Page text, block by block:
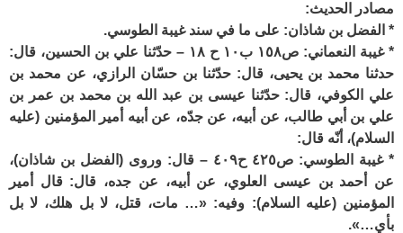
مصادر الحديث:
* الفضل بن شاذان: على ما في سند غيبة الطوسي.
* غيبة النعماني: ص١٥٨ ب١٠ ح ١٨ – حدّثنا علي بن الحسين، قال:
حدثنا محمد بن يحيى، قال: حدّثنا بن حسّان الرازي، عن محمد بن
علي الكوفي، قال: حدّثنا عيسى بن عبد الله بن محمد بن عمر بن
علي بن أبي طالب، عن أبيه، عن جدّه، عن أبيه أمير المؤمنين (عليه
السلام)، أنّه قال:
* غيبة الطوسي: ص٤٢٥ ح٤٠٩ – قال: وروى (الفضل بن شاذان)،
عن أحمد بن عيسى العلوي، عن أبيه، عن جده، قال: قال أمير
المؤمنين (عليه السلام): وفيه: «… مات، قتل، لا بل هلك، لا بل
بأي…».